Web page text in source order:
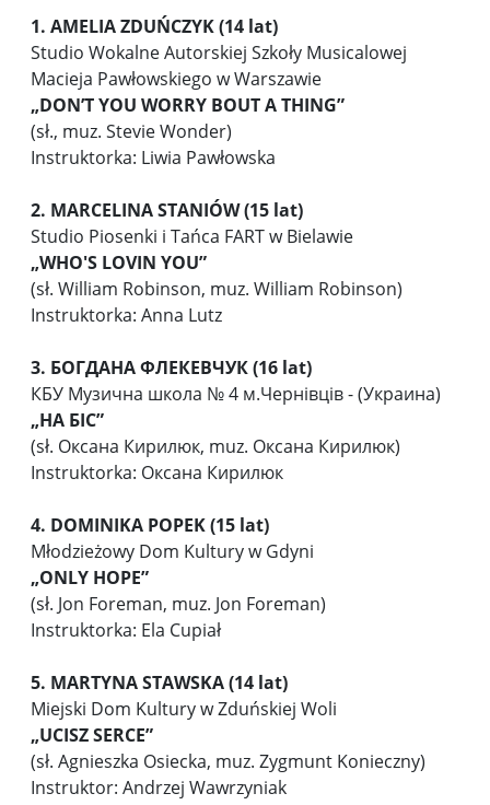
1. AMELIA ZDUŃCZYK (14 lat)
Studio Wokalne Autorskiej Szkoły Musicalowej
Macieja Pawłowskiego w Warszawie
„DON’T YOU WORRY BOUT A THING”
(sł., muz. Stevie Wonder)
Instruktorka: Liwia Pawłowska
2. MARCELINA STANIÓW (15 lat)
Studio Piosenki i Tańca FART w Bielawie
„WHO'S LOVIN YOU”
(sł. William Robinson, muz. William Robinson)
Instruktorka: Anna Lutz
3. БОГДАНА ФЛЕКЕВЧУК (16 lat)
КБУ Музична школа № 4 м.Чернівців - (Украина)
„НА БІС”
(sł. Оксана Кирилюк, muz. Оксана Кирилюк)
Instruktorka: Оксана Кирилюк
4. DOMINIKA POPEK (15 lat)
Młodzieżowy Dom Kultury w Gdyni
„ONLY HOPE”
(sł. Jon Foreman, muz. Jon Foreman)
Instruktorka: Ela Cupiał
5. MARTYNA STAWSKA (14 lat)
Miejski Dom Kultury w Zduńskiej Woli
„UCISZ SERCE”
(sł. Agnieszka Osiecka, muz. Zygmunt Konieczny)
Instruktor: Andrzej Wawrzyniak